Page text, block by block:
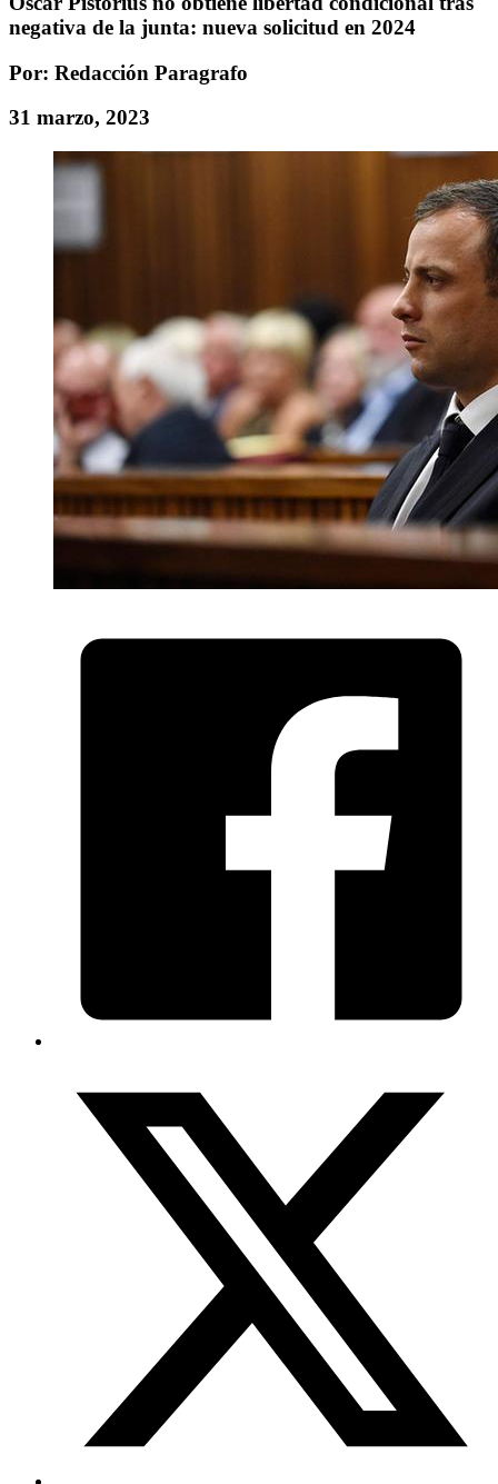
negativa de la junta: nueva solicitud en 2024
Por: Redacción Paragrafo
31 marzo, 2023